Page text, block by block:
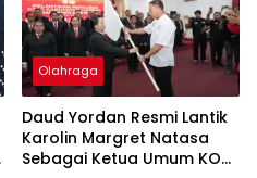
Olahraga
Daud Yordan Resmi Lantik
Karolin Margret Natasa
Sebagai Ketua Umum KONI